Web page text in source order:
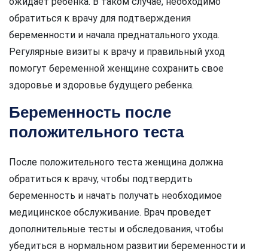
обратиться к врачу для подтверждения
беременности и начала преднатального ухода.
Регулярные визиты к врачу и правильный уход
помогут беременной женщине сохранить свое
здоровье и здоровье будущего ребенка.
Беременность после
положительного теста
После положительного теста женщина должна
обратиться к врачу, чтобы подтвердить
беременность и начать получать необходимое
медицинское обслуживание. Врач проведет
дополнительные тесты и обследования, чтобы
убедиться в нормальном развитии беременности и